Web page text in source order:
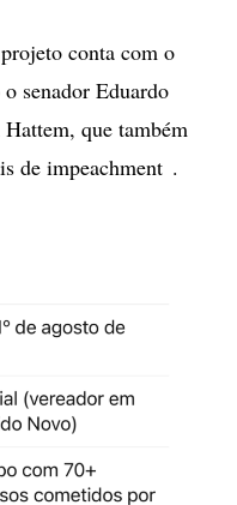
conta com o
senador Eduardo
que também
de impeachment .